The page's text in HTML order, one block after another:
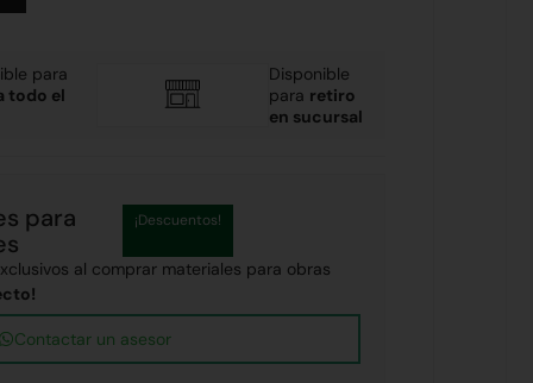
para
todo el
Disponible
para retiro
en sucursal
para
¡Descuentos!
al comprar materiales para obras
Contactar un asesor